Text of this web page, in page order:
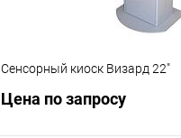
Сенсорный киоск Визард 22"
Цена по запросу